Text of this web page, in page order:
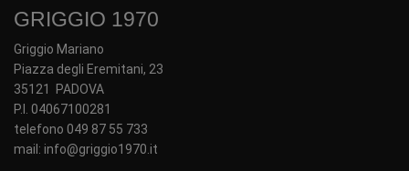
GRIGGIO 1970
Griggio Mariano
Piazza degli Eremitani, 23
35121 PADOVA
P.I. 04067100281
telefono 049 87 55 733
mail: info@griggio1970.it